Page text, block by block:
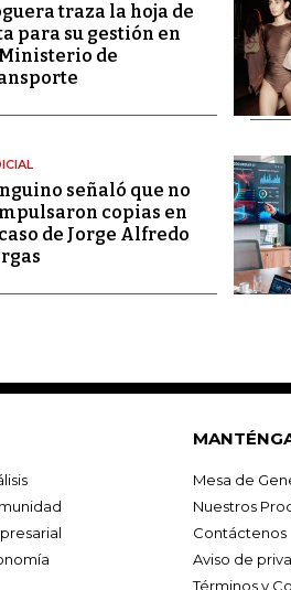
traza la hoja de
para su gestión en
de
señaló que no
copias en
de Jorge Alfredo
Mesa de
Nuestros
Contáctenos
Aviso de
Términos y